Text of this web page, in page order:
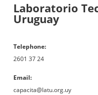
Laboratorio
Uruguay
Telephone
2601 37 24
Email
capacita@latu.org.uy